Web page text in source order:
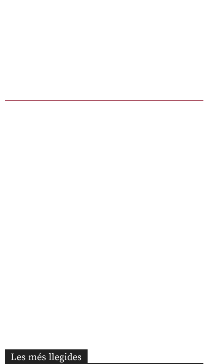
Les més llegides